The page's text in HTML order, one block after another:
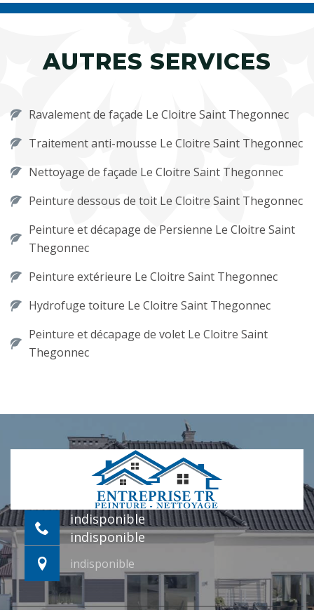
AUTRES SERVICES
Ravalement de façade Le Cloitre Saint Thegonnec
Traitement anti-mousse Le Cloitre Saint Thegonnec
Nettoyage de façade Le Cloitre Saint Thegonnec
Peinture dessous de toit Le Cloitre Saint Thegonnec
Peinture et décapage de Persienne Le Cloitre Saint
Thegonnec
Peinture extérieure Le Cloitre Saint Thegonnec
Hydrofuge toiture Le Cloitre Saint Thegonnec
Peinture et décapage de volet Le Cloitre Saint
Thegonnec
indisponible
indisponible
indisponible